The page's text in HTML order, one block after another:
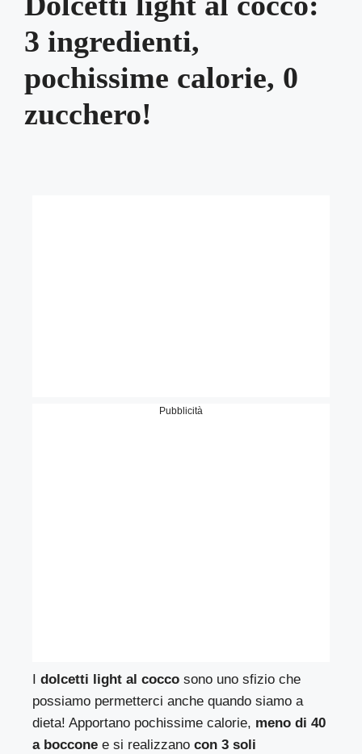
3 ingredienti,
pochissime calorie, 0
zucchero!
Pubblicità
Idolcetti light al cocco sono uno sfizio che
possiamo permetterci anche quando siamo a
dieta! Apportano pochissime calorie, meno di 40
a boccone e si realizzanocon 3 soli